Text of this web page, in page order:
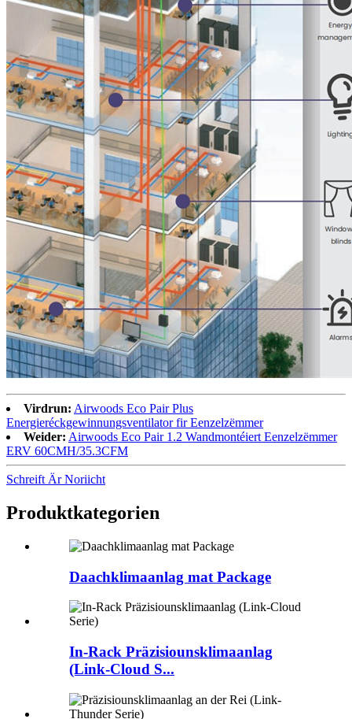
Virdrun: Airwoods Eco Pair Plus
Energieréckgewinnungsventilator fir Eenzelzëmmer
Weider: Airwoods Eco Pair 1.2 Wandmontéiert Eenzelzëmmer
ERV 60CMH/35.3CFM
Schreift Är Noriicht
Produktkategorien
Daachklimaanlag mat Package
In-Rack Präzisiounsklimaanlag
(Link-Cloud S...